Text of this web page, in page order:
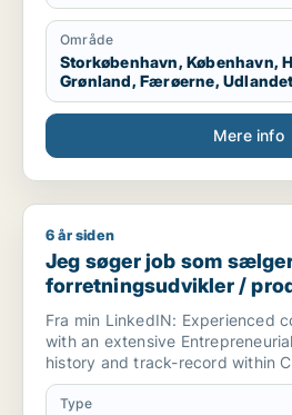
gode værdier.
Jeg er selv af natur en
omstillingsparat leder, som
og de store træk, men med et
bundlinien.
Område
Storkøbenhavn, København,
Grønland, Færøerne,
Mere info
Jeg søger job som sælger /
6 år siden
Jeg søger job som
forretningsudvikler /
direktør / projektleder
Fra min LinkedIN: Experienced
with an extensive
history and track-record within
Electronics. Strong overall
industry from both
Type